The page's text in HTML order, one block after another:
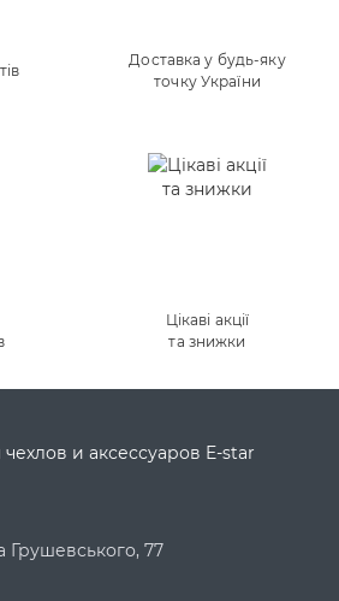
Доставка у будь-яку
точку України
Цікаві акції
та знижки
Грушевського, 77